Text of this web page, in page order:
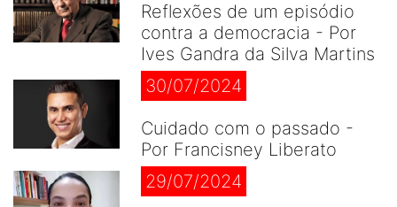
Reflexões de um episódio
contra a democracia - Por
Ives Gandra da Silva Martins
30/07/2024
Cuidado com o passado -
Por Francisney Liberato
29/07/2024